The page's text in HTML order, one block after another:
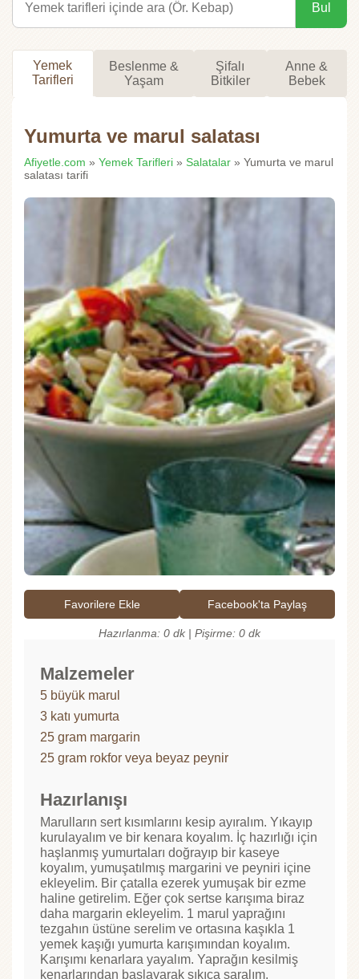
Bul
Yemek
Tarifleri
Beslenme &
Yaşam
Şifalı
Bitkiler
Anne &
Bebek
Yumurta ve marul salatası
Afiyetle.com » Yemek Tarifleri » Salatalar » Yumurta ve marul
salatası tarifi
Favorilere Ekle Facebook'ta Paylaş
Hazırlanma: 0 dk | Pişirme: 0 dk
Malzemeler
5 büyük marul
3 katı yumurta
25 gram margarin
25 gram rokfor veya beyaz peynir
Hazırlanışı
Marulların sert kısımlarını kesip ayıralım. Yıkayıp
kurulayalım ve bir kenara koyalım. İç hazırlığı için
haşlanmış yumurtaları doğrayıp bir kaseye
koyalım, yumuşatılmış margarini ve peyniri içine
ekleyelim. Bir çatalla ezerek yumuşak bir ezme
haline getirelim. Eğer çok sertse karışıma biraz
daha margarin ekleyelim. 1 marul yaprağını
tezgahın üstüne serelim ve ortasına kaşıkla 1
yemek kaşığı yumurta karışımından koyalım.
Karışımı kenarlara yayalım. Yaprağın kesilmiş
kenarlarından başlayarak sıkıca saralım.